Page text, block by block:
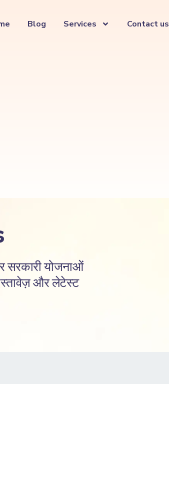
Blog Services Contact us
योजनाओं
और लेटेस्ट